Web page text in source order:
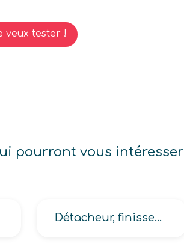
veux tester !
pourront vous intéresser
Détacheur, finisseur, opérateur de finition en industrie des matériaux souples